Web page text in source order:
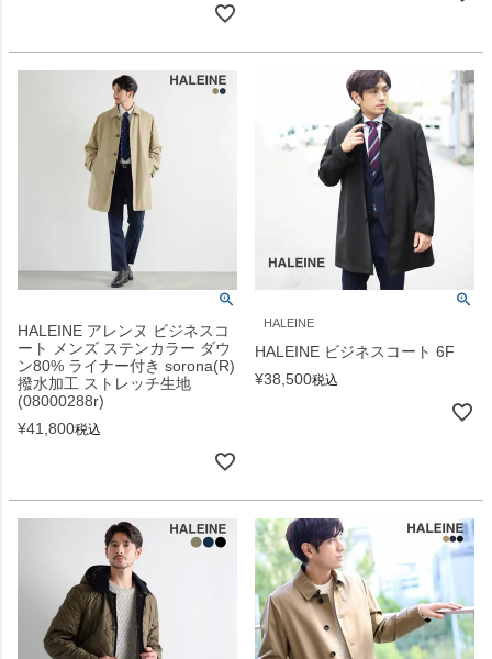
HALEINE アレンヌ ビジネスコ
ート メンズ ステンカラー ダウ
ン80% ライナー付き sorona(R)
撥水加工 ストレッチ生地
(08000288r)
¥41,800税込
HALEINE
HALEINE ビジネスコート 6F
¥38,500税込